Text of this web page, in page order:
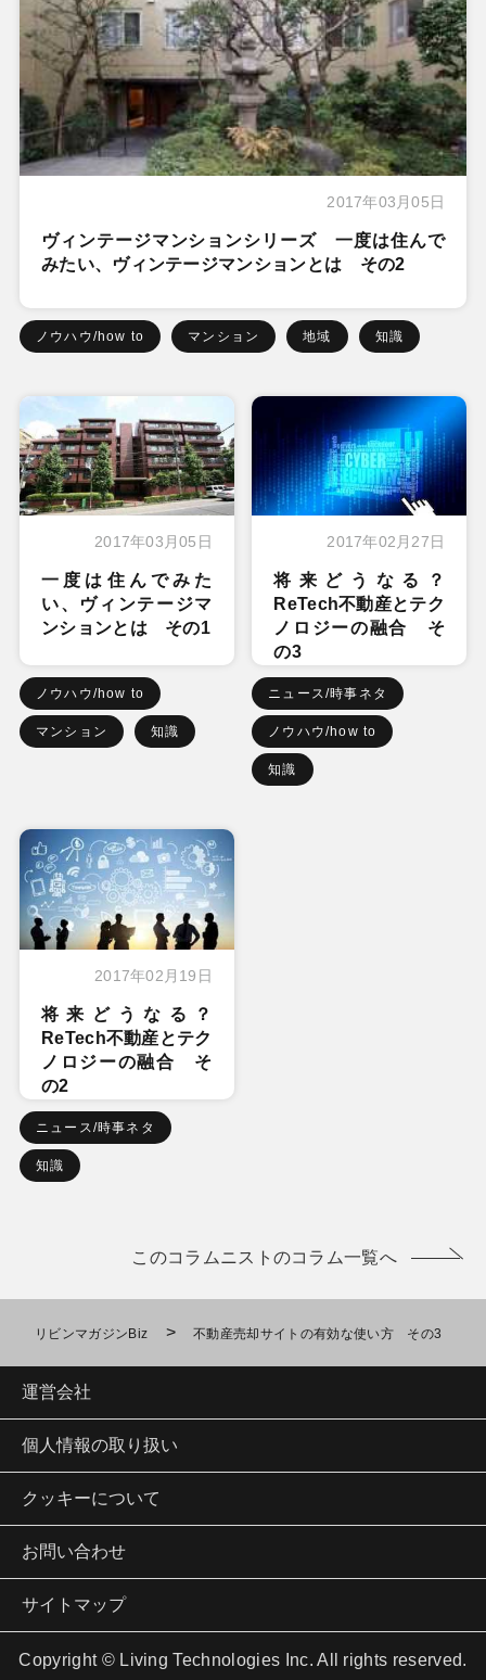
2017年03月05日
ヴィンテージマンションシリーズ 一度は住んで
みたい、ヴィンテージマンションとは その2
ノウハウ/how to マンション 地域 知識
2017年03月05日
一度は住んでみた
い、ヴィンテージマ
ンションとは その1
ノウハウ/how to
マンション 知識
2017年02月27日
将来どうなる？
ReTech不動産とテク
ノロジーの融合 そ
の3
ニュース/時事ネタ
ノウハウ/how to
知識
2017年02月19日
将来どうなる？
ReTech不動産とテク
ノロジーの融合 そ
の2
ニュース/時事ネタ
知識
このコラムニストのコラム一覧へ
リビンマガジンBiz > 不動産売却サイトの有効な使い方 その3
運営会社
個人情報の取り扱い
クッキーについて
お問い合わせ
サイトマップ
Copyright © Living Technologies Inc. All rights reserved.